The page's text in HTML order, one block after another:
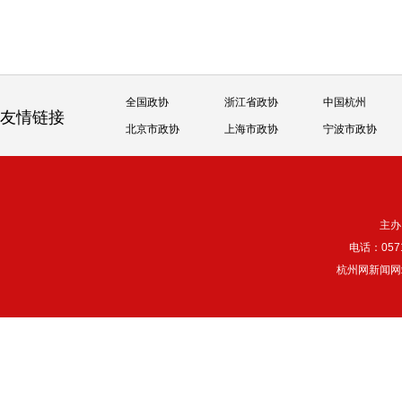
友情链接
全国政协 浙江省政协 中国杭州
北京市政协 上海市政协 宁波市政协
主
电话：
杭州网新闻